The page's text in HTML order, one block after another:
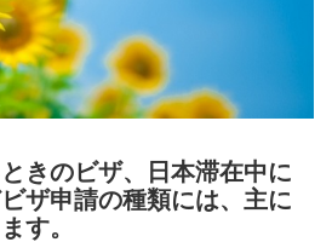
きのビザ、日本滞在中に
ザ申請の種類には、主に
す。